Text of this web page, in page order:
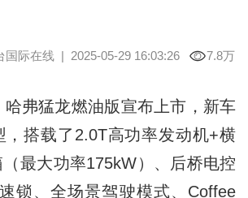
国际在线| 2025-05-29 16:03:26 7.8万
猛龙燃油版宣布上市，新车
，搭载了2.0T高功率发动机+横
最大功率175kW）、后桥电控
锁、全场景驾驶模式、Coffee